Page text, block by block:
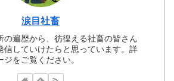
涙目社畜
の遍歴から、彷徨える社畜の皆さん
信していけたらと思っています。詳
ジをご覧ください。